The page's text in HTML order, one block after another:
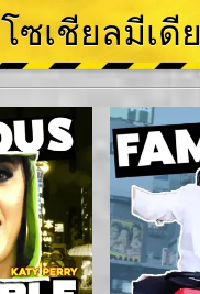
โซเชียลมีเดีย